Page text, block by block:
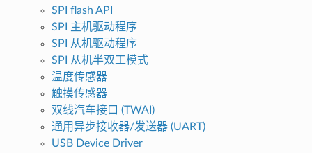
SPI flash API
SPI 主机驱动程序
SPI 从机驱动程序
SPI 从机半双工模式
温度传感器
触摸传感器
双线汽车接口 (TWAI)
通用异步接收器/发送器 (UART)
USB Device Driver